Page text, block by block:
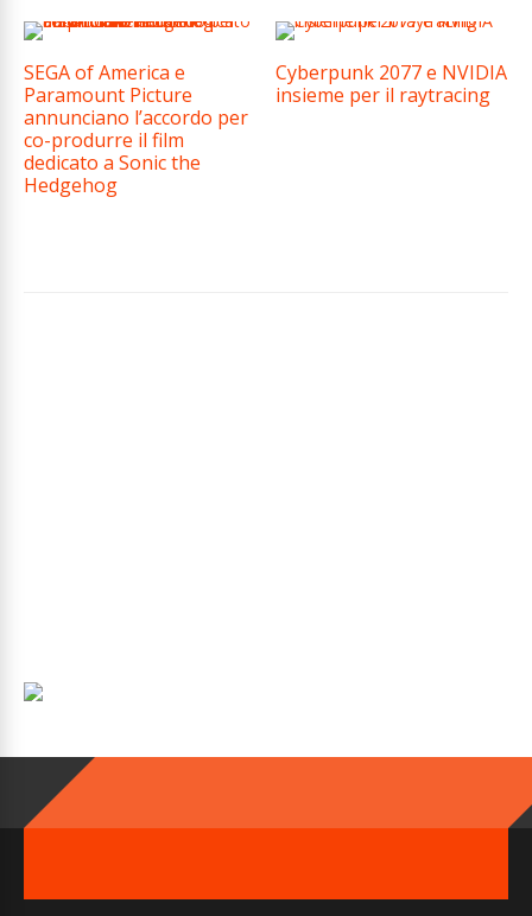
SEGA of America e
Paramount Picture
annunciano l’accordo per
co-produrre il film
dedicato a Sonic the
Hedgehog
Cyberpunk 2077 e NVIDIA
insieme per il raytracing